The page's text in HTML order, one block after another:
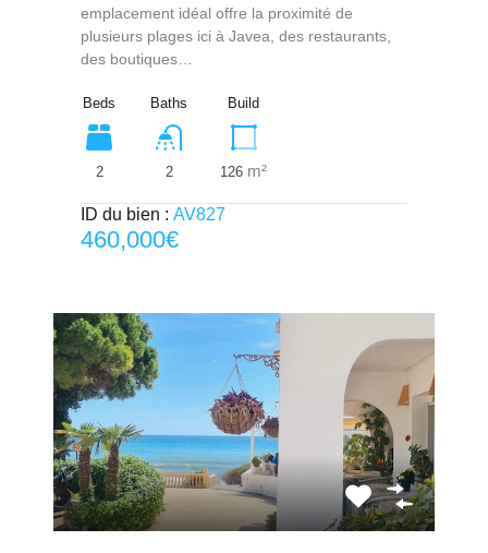
emplacement idéal offre la proximité de
plusieurs plages ici à Javea, des restaurants,
des boutiques…
Beds
2
Baths
2
Build
126 m²
ID du bien : AV827
460,000€